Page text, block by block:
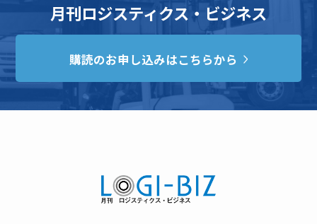
月刊ロジスティクス・ビジネス
購読のお申し込みはこちらから